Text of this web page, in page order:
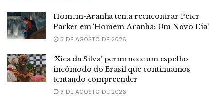
Homem-Aranha tenta reencontrar Peter
Parker em ‘Homem-Aranha: Um Novo Dia’
5 DE AGOSTO DE 2026
‘Xica da Silva’ permanece um espelho
incômodo do Brasil que continuamos
tentando compreender
3 DE AGOSTO DE 2026